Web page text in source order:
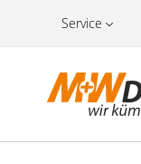
Service